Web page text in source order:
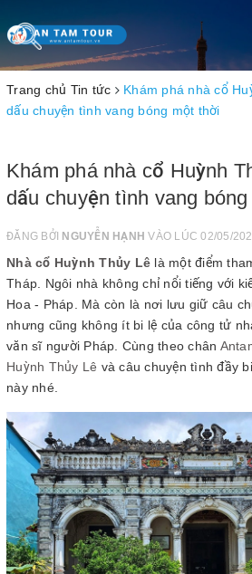
Toggle
navigation
Trang chủ Tin tức
Khám phá nhà cổ
dấu chuyện tình vang bóng một thời
Khám phá nhà cổ Huỳnh
dấu chuyện tình vang
ĐĂNG BỞI NGUYỄN HẠNH VÀO LÚC 02/05/
Nhà cổ Huỳnh Thủy Lê là một điểm
Tháp. Ngôi nhà không chỉ nổi tiếng với
Hoa - Pháp. Mà còn là nơi lưu giữ câu
nhưng cũng không ít bi lệ của công tử
văn sĩ người Pháp. Cùng theo chân
Huỳnh Thủy Lê và câu chuyện tình đầy
này nhé.